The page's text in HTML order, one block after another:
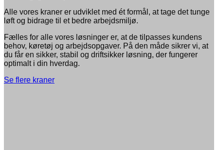
Alle vores kraner er udviklet med ét formål, at tage det tunge
løft og bidrage til et bedre arbejdsmiljø.
Fælles for alle vores løsninger er, at de tilpasses kundens
behov, køretøj og arbejdsopgaver. På den måde sikrer vi, at
du får en sikker, stabil og driftsikker løsning, der fungerer
optimalt i din hverdag.
Se flere kraner